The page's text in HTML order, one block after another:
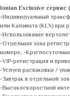
Ionian Exclusive сервис
-Индивидуальный
или Каламата (KLX) при
-Использование
-Отдельная зона
номере, -
-VIP-регистрация и
-Услуги распаковки /
-Завтрак в отдельной
-Высокоскоростной